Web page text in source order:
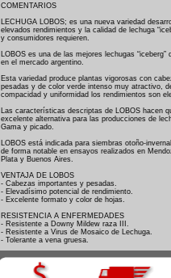
COMENTARIOS
LECHUGA LOBOS; es una nueva variedad
elevados rendimientos y la calidad de lechuga
y consumidores requieren.
LOBOS es una de las mejores lechugas
en el mercado argentino.
Esta variedad produce plantas vigorosas con
pesadas y de color verde intenso muy atractivo,
compacidad y uniformidad los rendimientos son
Las características descriptas de LOBOS hacen
excelente alternativa para las producciones de
Gama y picado.
LOBOS está indicada para siembras otoño-
de forma notable en ensayos realizados en
Plata y Buenos Aires.
VENTAJA DE LOBOS
- Cabezas importantes y pesadas.
- Elevadísimo potencial de rendimiento.
- Excelente formato y color de hojas.
RESISTENCIA A ENFERMEDADES
- Resistente a Downy Mildew raza III.
- Resistente a Virus de Mosaico de Lechuga.
- Tolerante a vena gruesa.